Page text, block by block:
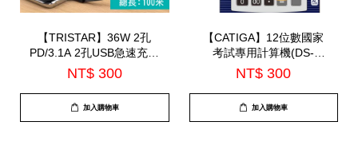
【TRISTAR】36W 2孔
PD/3.1A 2孔USB急速充電
器(TS-USB169)
NT$ 300
加入購物車
【CATIGA】12位數國家
考試專用計算機(DS-
120LA)
NT$ 300
加入購物車